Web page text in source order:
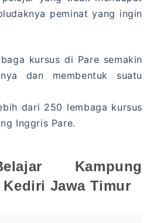
peminat yang ingin
kursus di Pare semakin
dan membentuk suatu
dari 250 lembaga kursus
Inggris Pare.
Kampung
Jawa Timur